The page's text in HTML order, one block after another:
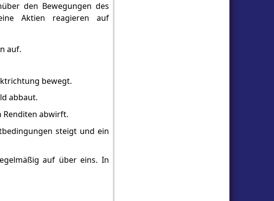
den Bewegungen des
Aktien reagieren auf
auf.
bewegt.
abbaut.
Renditen abwirft.
steigt und ein
auf über eins. In